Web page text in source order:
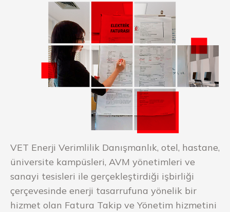
VET Enerji Verimlilik Danışmanlık, otel, hastane,
üniversite kampüsleri, AVM yönetimleri ve
sanayi tesisleri ile gerçekleştirdiği işbirliği
çerçevesinde enerji tasarrufuna yönelik bir
hizmet olan Fatura Takip ve Yönetim hizmetini